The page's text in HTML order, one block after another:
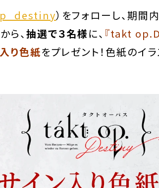
）をフォロー し、期間
ら、抽選で３名様に、 『takt
り色紙をプレゼント！色紙のイラ